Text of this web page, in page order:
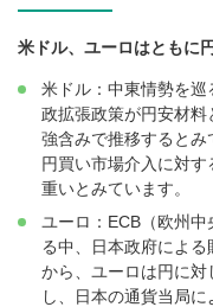
米ドル、ユーロはともに
米ドル：中東情勢を
政拡張政策が円安材
強含みで推移するとみ
円買い市場介入に対
重いとみています。
ユーロ：ECB（欧州
る中、日本政府によ
から、ユーロは円に
し、日本の通貨当局